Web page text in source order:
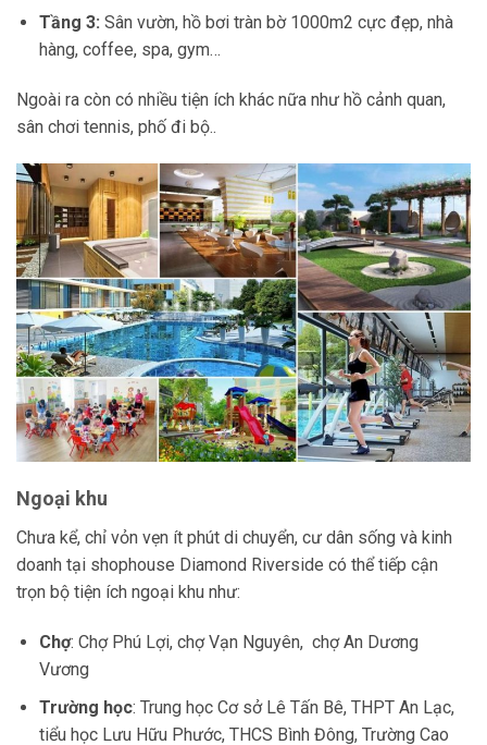
Tầng 3: Sân vườn, hồ bơi tràn bờ 1000m2 cực đẹp, nhà
hàng, coffee, spa, gym…
Ngoài ra còn có nhiều tiện ích khác nữa như hồ cảnh quan,
sân chơi tennis, phố đi bộ..
Ngoại khu
Chưa kể, chỉ vỏn vẹn ít phút di chuyển, cư dân sống và kinh
doanh tại shophouse Diamond Riverside có thể tiếp cận
trọn bộ tiện ích ngoại khu như:
Chợ: Chợ Phú Lợi, chợ Vạn Nguyên, chợ An Dương
Vương
Trường học: Trung học Cơ sở Lê Tấn Bê, THPT An Lạc,
tiểu học Lưu Hữu Phước, THCS Bình Đông, Trường Cao